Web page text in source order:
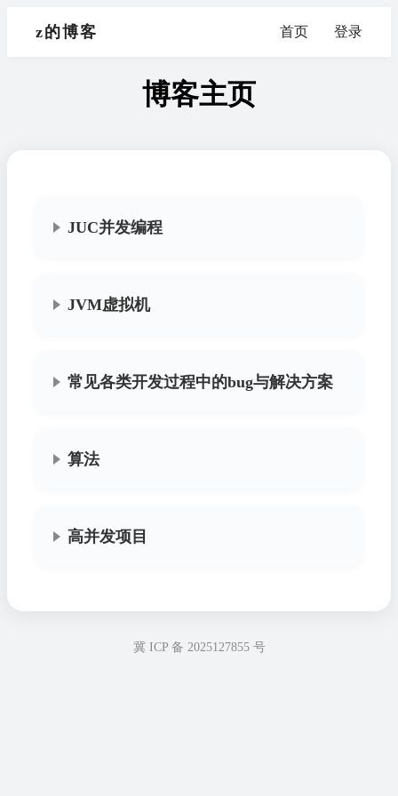
z的博客 首页 登录
博客主页
JUC并发编程
JVM虚拟机
常见各类开发过程中的bug与解决方案
算法
高并发项目
冀 ICP 备 2025127855 号